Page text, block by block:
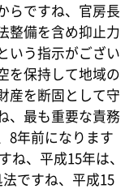
らですね、官房長
整備を含め抑止力
いう指示がござい
を保持して地域の
産を断固として守
、最も重要な責務
8年前になります
ね、平成15年は、
ですね、平成15